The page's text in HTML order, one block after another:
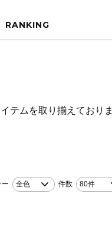
RANKING
テムを取り揃えておりま
ー 全色 件数 80件